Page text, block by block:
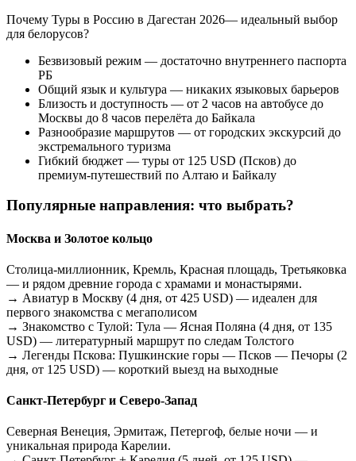
Почему Туры в Россию в Дагестан 2026— идеальный выбор
для белорусов?
Безвизовый режим — достаточно внутреннего паспорта
РБ
Общий язык и культура — никаких языковых барьеров
Близость и доступность — от 2 часов на автобусе до
Москвы до 8 часов перелёта до Байкала
Разнообразие маршрутов — от городских экскурсий до
экстремального туризма
Гибкий бюджет — туры от 125 USD (Псков) до
премиум-путешествий по Алтаю и Байкалу
Популярные направления: что выбрать?
Москва и Золотое кольцо
Столица-миллионник, Кремль, Красная площадь, Третьяковка
— и рядом древние города с храмами и монастырями.
→ Авиатур в Москву (4 дня, от 425 USD) — идеален для
первого знакомства с мегаполисом
→ Знакомство с Тулой: Тула — Ясная Поляна (4 дня, от 135
USD) — литературный маршрут по следам Толстого
→ Легенды Пскова: Пушкинские горы — Псков — Печоры (2
дня, от 125 USD) — короткий выезд на выходные
Санкт-Петербург и Северо-Запад
Северная Венеция, Эрмитаж, Петергоф, белые ночи — и
уникальная природа Карелии.